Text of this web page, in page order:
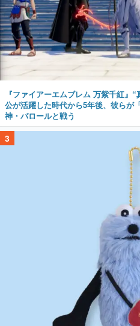
『ファイアーエムブレム 万紫千紅』
公が活躍した時代から5年後、彼らが
神・バロールと戦う
3